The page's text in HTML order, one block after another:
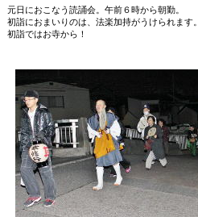
元日におこなう読誦会。午前６時から朝勤。
初詣におまいりのは、法楽加持がうけられます。
初詣ではお寺から！